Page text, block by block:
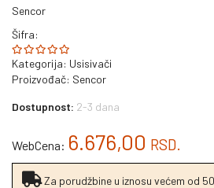
Sencor
Šifra:
Kategorija: Usisivači
Proizvođač: Sencor
Dostupnost: 2-3 dana
WebCena: 6.676,00 RSD.
Za porudžbine u iznosu većem od